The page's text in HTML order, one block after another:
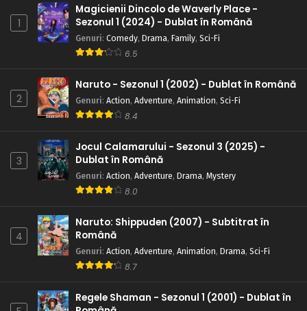
1
Magicienii Dincolo de Waverly Place -
Sezonul 1 (2024) - Dublat în Română
Genuri: Comedy, Drama, Family, Sci-Fi
6.5
2
Naruto - Sezonul 1 (2002) - Dublat în Română
Genuri: Action, Adventure, Animation, Sci-Fi
8.4
3
Jocul Calamarului - Sezonul 3 (2025) -
Dublat în Română
Genuri: Action, Adventure, Drama, Mystery
8.0
4
Naruto: Shippuden (2007) - Subtitrat în
Română
Genuri: Action, Adventure, Animation, Drama, Sci-Fi
8.7
Regele Shaman - Sezonul 1 (2001) - Dublat în